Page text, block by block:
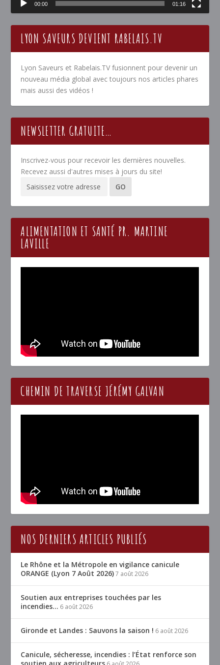
00:00 01:16
LYON SAVEURS DEVIENT RABELAIS.TV
Lyon Saveurs et Rabelais.TV fusionnent pour devenir un
nouveau média global avec toujours nos articles phares
mais aussi des vidéos !
NEWSLETTER GRATUITE…
Inscrivez-vous pour recevoir les dernières nouvelles.
Recevez aussi d'autres mises à jours du site!
ALIMENTATION ET SANTÉ PR. MARTINE
LAVILLE
CHEMIN DE TRAVERSE JÉRÉMY GALVAN
NOS DERNIERS ARTICLES PUBLIÉS
Le Rhône et la Métropole en vigilance canicule
ORANGE (Lyon 7 Août 2026) 7 août 2026
Soutien aux entreprises touchées par les
incendies… 6 août 2026
Gironde et Landes : Sauvons la saison ! 6 août 2026
Canicule, sécheresse, incendies : l’État renforce son